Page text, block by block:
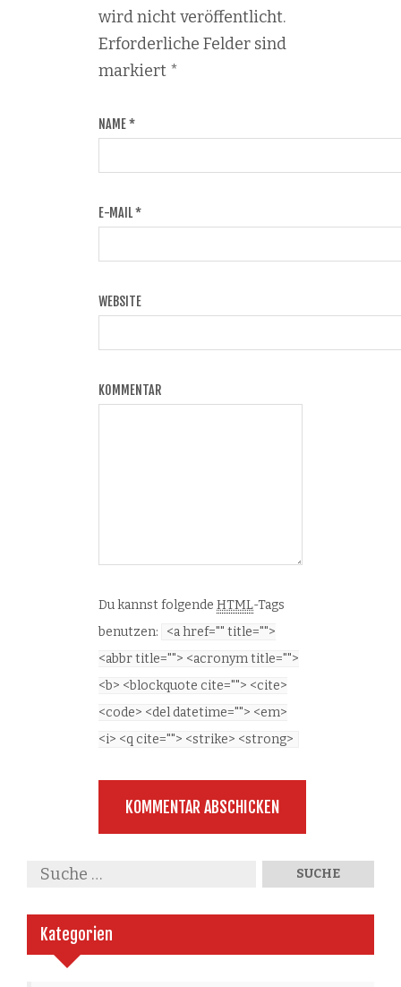
wird nicht veröffentlicht.
Erforderliche Felder sind
markiert *
NAME*
E-MAIL*
WEBSITE
KOMMENTAR
Du kannst folgende HTML-Tags
benutzen:
<a href="" title="">
<abbr title=""> <acronym title="">
<b> <blockquote cite=""> <cite>
<code> <del datetime=""> <em>
<i> <q cite=""> <strike> <strong>
Kategorien